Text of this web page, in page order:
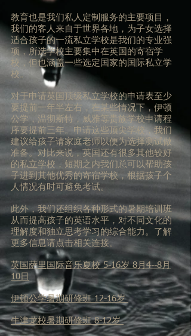
教育也是我们私人定制服务的主要项目，
我们的客人来自于世界各地，为子女选择
适合孩子的一流私立学校是我们的专业强
项，所选学校主要集中在英国的寄宿学
校，但也涵盖一些选定国家的国际私立学
校。
对于申请英国顶级私立学校的申请表至少
要提前一年半左右，在某些情况下，伊顿
公学，温彻斯特，威雅等贵族学校申请程
序要提前三年。申请这些顶尖学校，我们
建议给孩子请家庭老师以便为选择测试做
准备。对比来说，英国还有很多其他较好
的私立学校，短期之内我们总可以帮助孩
子进到其他优秀的寄宿学校，根据孩子个
人情况有时可避免考试。
此外，我们还组织各种形式的暑期培训班
从而提高孩子的英语水平，对不同文化的
理解度和独立思考学习的综合能力。了解
更多信息请点击相关连接。
英国萨里国际音乐夏校 5-16岁 8月4--8月
10日
伊顿公学暑期研修班 12-16岁
牛津龙校暑期研修班 8-12岁